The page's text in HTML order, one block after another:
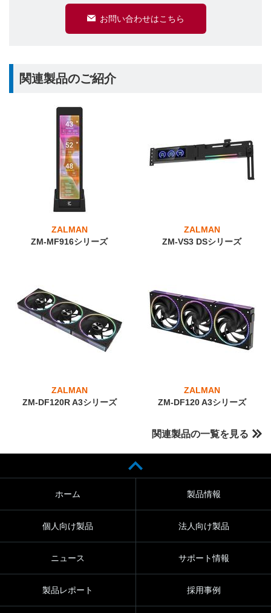
お問い合わせはこちら
関連製品のご紹介
ZALMAN
ZM-MF916シリーズ
ZALMAN
ZM-VS3 DSシリーズ
ZALMAN
ZM-DF120R A3シリーズ
ZALMAN
ZM-DF120 A3シリーズ
関連製品の一覧を見る
ホーム 製品情報
個人向け製品 法人向け製品
ニュース サポート情報
製品レポート 採用事例